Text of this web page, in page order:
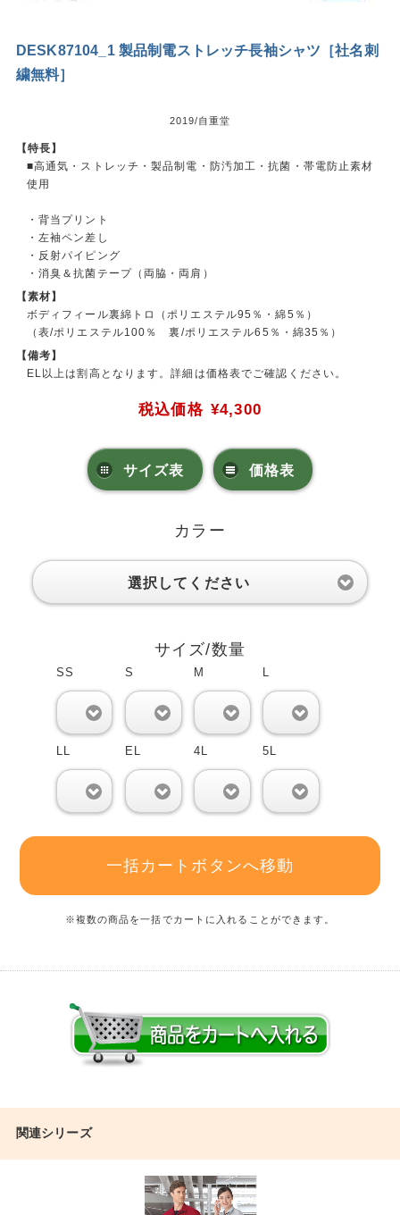
DESK87104_1 製品制電ストレッチ長袖シャツ［社名刺
繍無料］
2019/自重堂
【特長】
■高通気・ストレッチ・製品制電・防汚加工・抗菌・帯電防止素材
使用
・背当プリント
・左袖ペン差し
・反射パイピング
・消臭＆抗菌テープ（両脇・両肩）
【素材】
ボディフィール裏綿トロ（ポリエステル95％・綿5％）
（表/ポリエステル100％ 裏/ポリエステル65％・綿35％）
【備考】
EL以上は割高となります。詳細は価格表でご確認ください。
税込価格 ¥4,300
サイズ表 価格表
カラー
選択してください
サイズ/数量
SS S M L
LL EL 4L 5L
一括カートボタンへ移動
※複数の商品を一括でカートに入れることができます。
関連シリーズ